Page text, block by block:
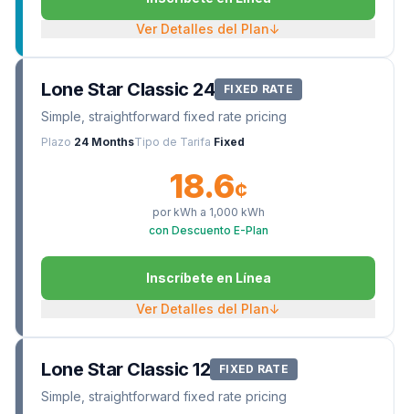
Ver Detalles del Plan↓
Lone Star Classic 24 FIXED RATE
Simple, straightforward fixed rate pricing
Plazo 24 MonthsTipo de Tarifa Fixed
18.6¢
por kWh a 1,000 kWh
con Descuento E-Plan
Inscríbete en Línea
Ver Detalles del Plan↓
Lone Star Classic 12 FIXED RATE
Simple, straightforward fixed rate pricing